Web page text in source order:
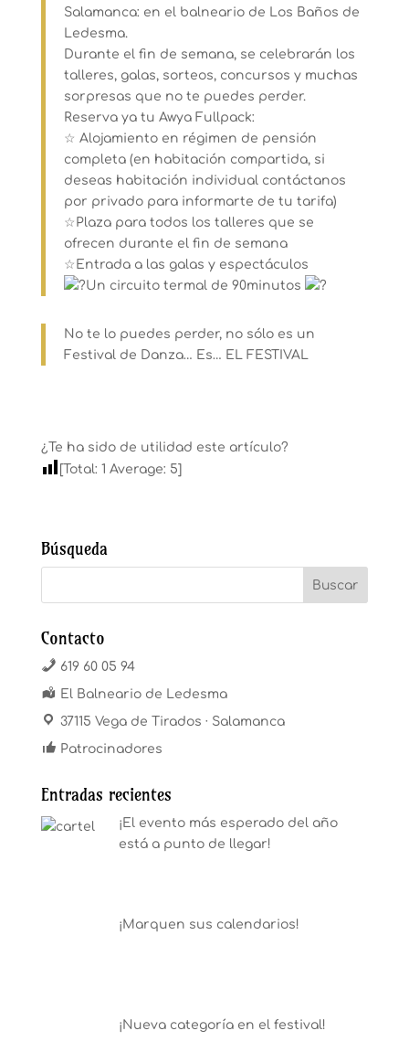
Salamanca: en el balneario de Los Baños de
Ledesma.
Durante el fin de semana, se celebrarán los
talleres, galas, sorteos, concursos y muchas
sorpresas que no te puedes perder.
Reserva ya tu Awya Fullpack:
☆ Alojamiento en régimen de pensión
completa (en habitación compartida, si
deseas habitación individual contáctanos
por privado para informarte de tu tarifa)
☆Plaza para todos los talleres que se
ofrecen durante el fin de semana
☆Entrada a las galas y espectáculos
Un circuito termal de 90minutos
No te lo puedes perder, no sólo es un
Festival de Danza… Es… EL FESTIVAL
¿Te ha sido de utilidad este artículo?
[Total: 1 Average: 5]
Búsqueda
Contacto
619 60 05 94
El Balneario de Ledesma
37115 Vega de Tirados · Salamanca
Patrocinadores
Entradas recientes
¡El evento más esperado del año
está a punto de llegar!
¡Marquen sus calendarios!
¡Nueva categoría en el festival!